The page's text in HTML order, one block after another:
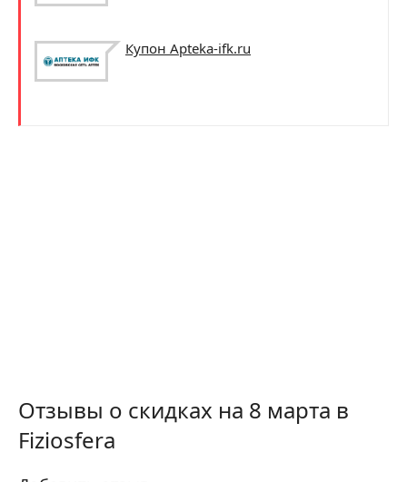
Купон Apteka-ifk.ru
Отзывы о скидках на 8 марта в
Fiziosfera